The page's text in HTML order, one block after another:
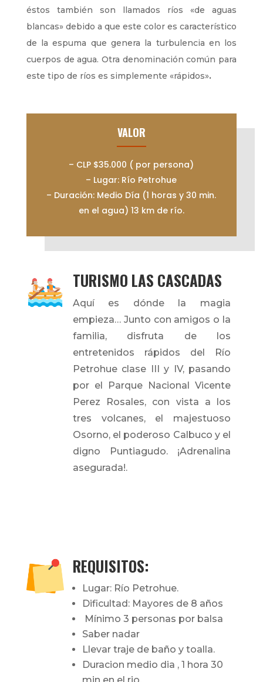
éstos también son llamados ríos «de aguas
blancas» debido a que este color es característico
de la espuma que genera la turbulencia en los
cuerpos de agua. Otra denominación común para
este tipo de ríos es simplemente «rápidos».
VALOR
– CLP $35.000 ( por persona)
– Lugar: Río Petrohue
– Duración: Medio Día (1 horas y 30 min.
en el agua) 13 km de río.
TURISMO LAS CASCADAS
Aquí es dónde la magia
empieza… Junto con amigos o la
familia, disfruta de los
entretenidos rápidos del Río
Petrohue clase III y IV, pasando
por el Parque Nacional Vicente
Perez Rosales, con vista a los
tres volcanes, el majestuoso
Osorno, el poderoso Calbuco y el
digno Puntiagudo. ¡Adrenalina
asegurada!.
REQUISITOS:
Lugar: Río Petrohue.
Dificultad: Mayores de 8 años
Mínimo 3 personas por balsa
Saber nadar
Llevar traje de baño y toalla.
Duracion medio dia , 1 hora 30